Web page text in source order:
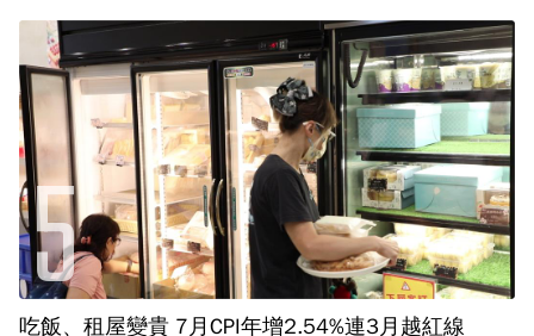
吃飯、租屋變貴 7月CPI年增2.54%連3月越紅線